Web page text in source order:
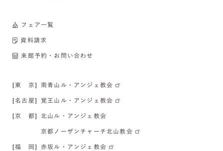
フェア一覧
資料請求
来館予約・お問い合わせ
[東 京] 南青山ル・アンジェ教会
[名古屋] 覚王山ル・アンジェ教会
[京 都] 北山ル・アンジェ教会
京都ノーザンチャーチ北山教会
[福 岡] 赤坂ル・アンジェ教会